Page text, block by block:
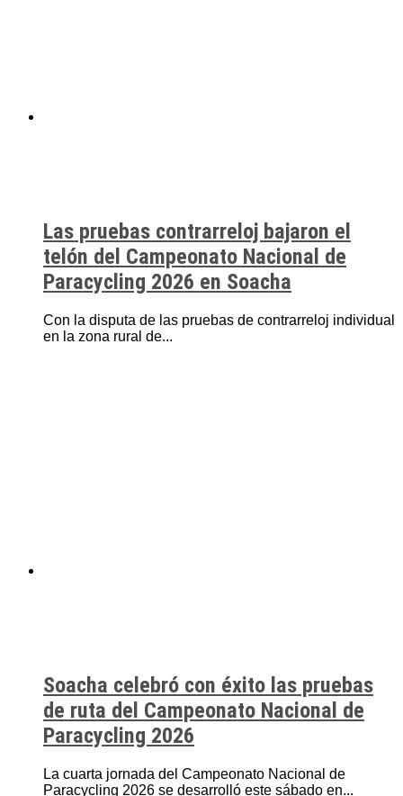
Las pruebas contrarreloj bajaron el
telón del Campeonato Nacional de
Paracycling 2026 en Soacha
Con la disputa de las pruebas de contrarreloj individual
en la zona rural de...
Soacha celebró con éxito las pruebas
de ruta del Campeonato Nacional de
Paracycling 2026
La cuarta jornada del Campeonato Nacional de
Paracycling 2026 se desarrolló este sábado en...